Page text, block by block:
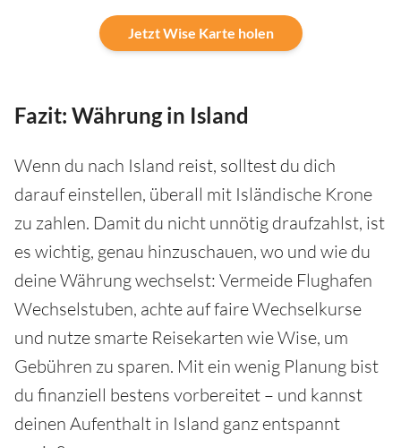
Jetzt Wise Karte holen
Fazit: Währung in Island
Wenn du nach Island reist, solltest du dich
darauf einstellen, überall mit Isländische Krone
zu zahlen. Damit du nicht unnötig draufzahlst, ist
es wichtig, genau hinzuschauen, wo und wie du
deine Währung wechselst: Vermeide Flughafen
Wechselstuben, achte auf faire Wechselkurse
und nutze smarte Reisekarten wie Wise, um
Gebühren zu sparen. Mit ein wenig Planung bist
du finanziell bestens vorbereitet – und kannst
deinen Aufenthalt in Island ganz entspannt